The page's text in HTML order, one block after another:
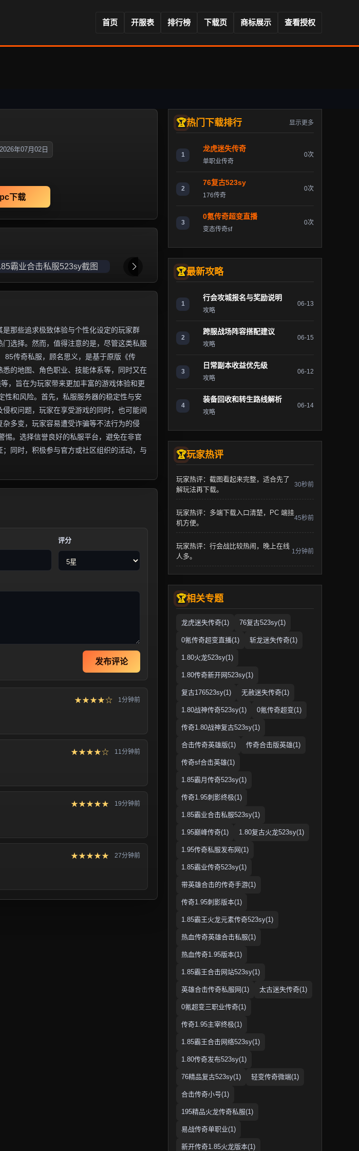
首页 开服表 排行榜 下载页 商标展示 查看授权
年07月02日
pc下载
那些追求极致体验与个性化设定的玩家群
选择。然而，值得注意的是，尽管这类私服
85传奇私服，顾名思义，是基于原版《传
的地图、角色职业、技能体系等，同时又在
，旨在为玩家带来更加丰富的游戏体验和更
性和风险。首先，私服服务器的稳定性与安
权问题，玩家在享受游戏的同时，也可能间
多变，玩家容易遭受诈骗等不法行为的侵
惕。选择信誉良好的私服平台，避免在非官
同时，积极参与官方或社区组织的活动，与
评分
发布评论
★★★★☆ 1分钟前
★★★★☆ 11分钟前
★★★★★ 19分钟前
★★★★★ 27分钟前
热门下载排行 显示更多
1
龙虎迷失传奇
单职业传奇
0次
2
76复古523sy
176传奇
0次
3
0氪传奇超变直播
变态传奇sf
0次
最新攻略
1
行会攻城报名与奖励说明
攻略
06-13
2
跨服战场阵容搭配建议
攻略
06-15
3
日常副本收益优先级
攻略
06-12
4
装备回收和转生路线解析
攻略
06-14
玩家热评
玩家热评：截图看起来完整，适合先了
解玩法再下载。
30秒前
玩家热评：多端下载入口清楚，PC 端挂
机方便。
45秒前
玩家热评：行会战比较热闹，晚上在线
人多。
1分钟前
相关专题
龙虎迷失传奇(1) 76复古523sy(1)
0氪传奇超变直播(1) 斩龙迷失传奇(1)
1.80火龙523sy(1)
1.80传奇新开网523sy(1)
复古176523sy(1) 无赦迷失传奇(1)
1.80战神传奇523sy(1) 0氪传奇超变(1)
传奇1.80战神复古523sy(1)
合击传奇英雄版(1) 传奇合击版英雄(1)
传奇sf合击英雄(1)
1.85霸月传奇523sy(1)
传奇1.95刺影终极(1)
1.85霸业合击私服523sy(1)
1.95巅峰传奇(1) 1.80复古火龙523sy(1)
1.95传奇私服发布网(1)
1.85霸业传奇523sy(1)
带英雄合击的传奇手游(1)
传奇1.95刺影版本(1)
1.85霸王火龙元素传奇523sy(1)
热血传奇英雄合击私服(1)
热血传奇1.95版本(1)
1.85霸王合击网站523sy(1)
英雄合击传奇私服网(1) 太古迷失传奇(1)
0氪超变三职业传奇(1)
传奇1.95主宰终极(1)
1.85霸王合击网络523sy(1)
1.80传奇发布523sy(1)
76精品复古523sy(1) 轻变传奇微端(1)
合击传奇小号(1)
195精品火龙传奇私服(1)
易战传奇单职业(1)
新开传奇1.85火龙版本(1)